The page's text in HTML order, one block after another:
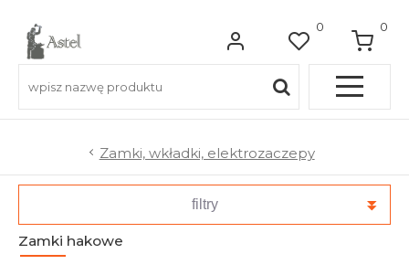
0 0
Pełna OFERTA
Do balustrad schodowych
Zamki, wkładki, elektrozaczepy
filtry
Zamki hakowe